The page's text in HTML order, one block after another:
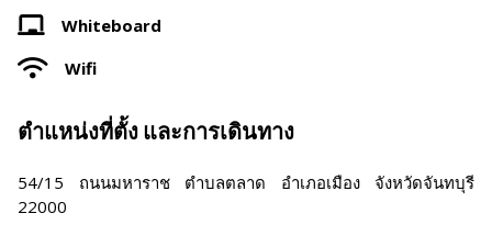
Whiteboard
Wifi
ตำแหน่งที่ตั้ง และการเดินทาง
54/15 ถนนมหาราช ตำบลตลาด อำเภอเมือง จังหวัดจันทบุรี
22000